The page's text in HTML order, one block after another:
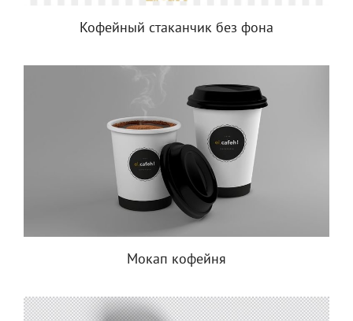
Кофейный стаканчик без фона
Мокап кофейня